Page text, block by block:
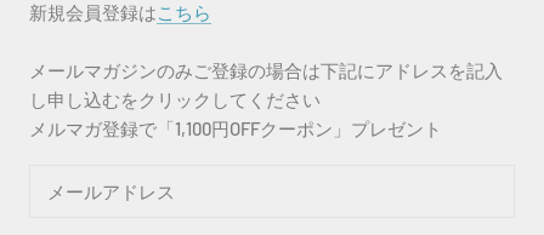
新規会員登録はこちら
メールマガジンのみご登録の場合は下記にアドレスを記入
し申し込むをクリックしてください
メルマガ登録で「1,100円OFFクーポン」プレゼント